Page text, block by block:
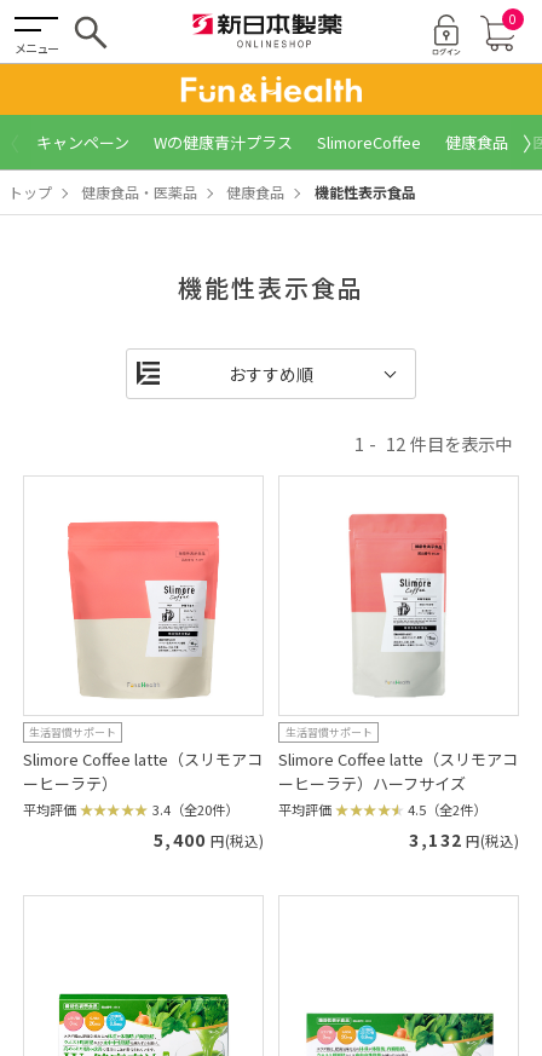
メニュー
0
キャンペーン Wの健康青汁プラス SlimoreCoffee 健康食品 〉
トップ 健康食品・医薬品 健康食品 機能性表示食品
機能性表示食品
1 12
生活習慣サポート
Slimore Coffee latte（スリモアコ
ーヒーラテ）
平均評価 3.4（全20件）
5,400 円(税込)
生活習慣サポート
Slimore Coffee latte（スリモアコ
ーヒーラテ）ハーフサイズ
平均評価 4.5（全2件）
3,132 円(税込)